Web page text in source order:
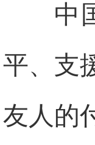
中
平、支
友人的